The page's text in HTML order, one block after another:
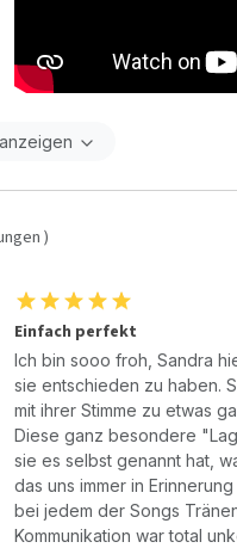
)
Einfach perfekt
Ich bin sooo froh, Sandra
sie entschieden zu haben.
mit ihrer Stimme zu etwas
Diese ganz besondere
sie es selbst genannt hat,
das uns immer in
bei jedem der Songs
Kommunikation war total